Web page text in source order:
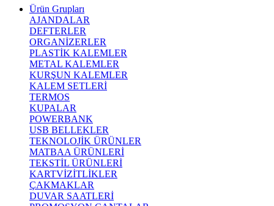
Ürün Grupları
AJANDALAR
DEFTERLER
ORGANİZERLER
PLASTİK KALEMLER
METAL KALEMLER
KURŞUN KALEMLER
KALEM SETLERİ
TERMOS
KUPALAR
POWERBANK
USB BELLEKLER
TEKNOLOJİK ÜRÜNLER
MATBAA ÜRÜNLERİ
TEKSTİL ÜRÜNLERİ
KARTVİZİTLİKLER
ÇAKMAKLAR
DUVAR SAATLERİ